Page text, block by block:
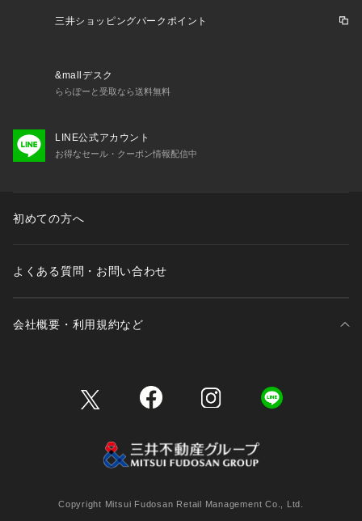
三井ショッピングパークポイント
&mallデスク
ららぽーと受取なら送料無料
LINE公式アカウント
お得なセール・クーポン情報配信中
初めての方へ
よくある質問・お問い合わせ
会社概要・利用規約など
Copyright Mitsui Fudosan Retail Management Co., Ltd.